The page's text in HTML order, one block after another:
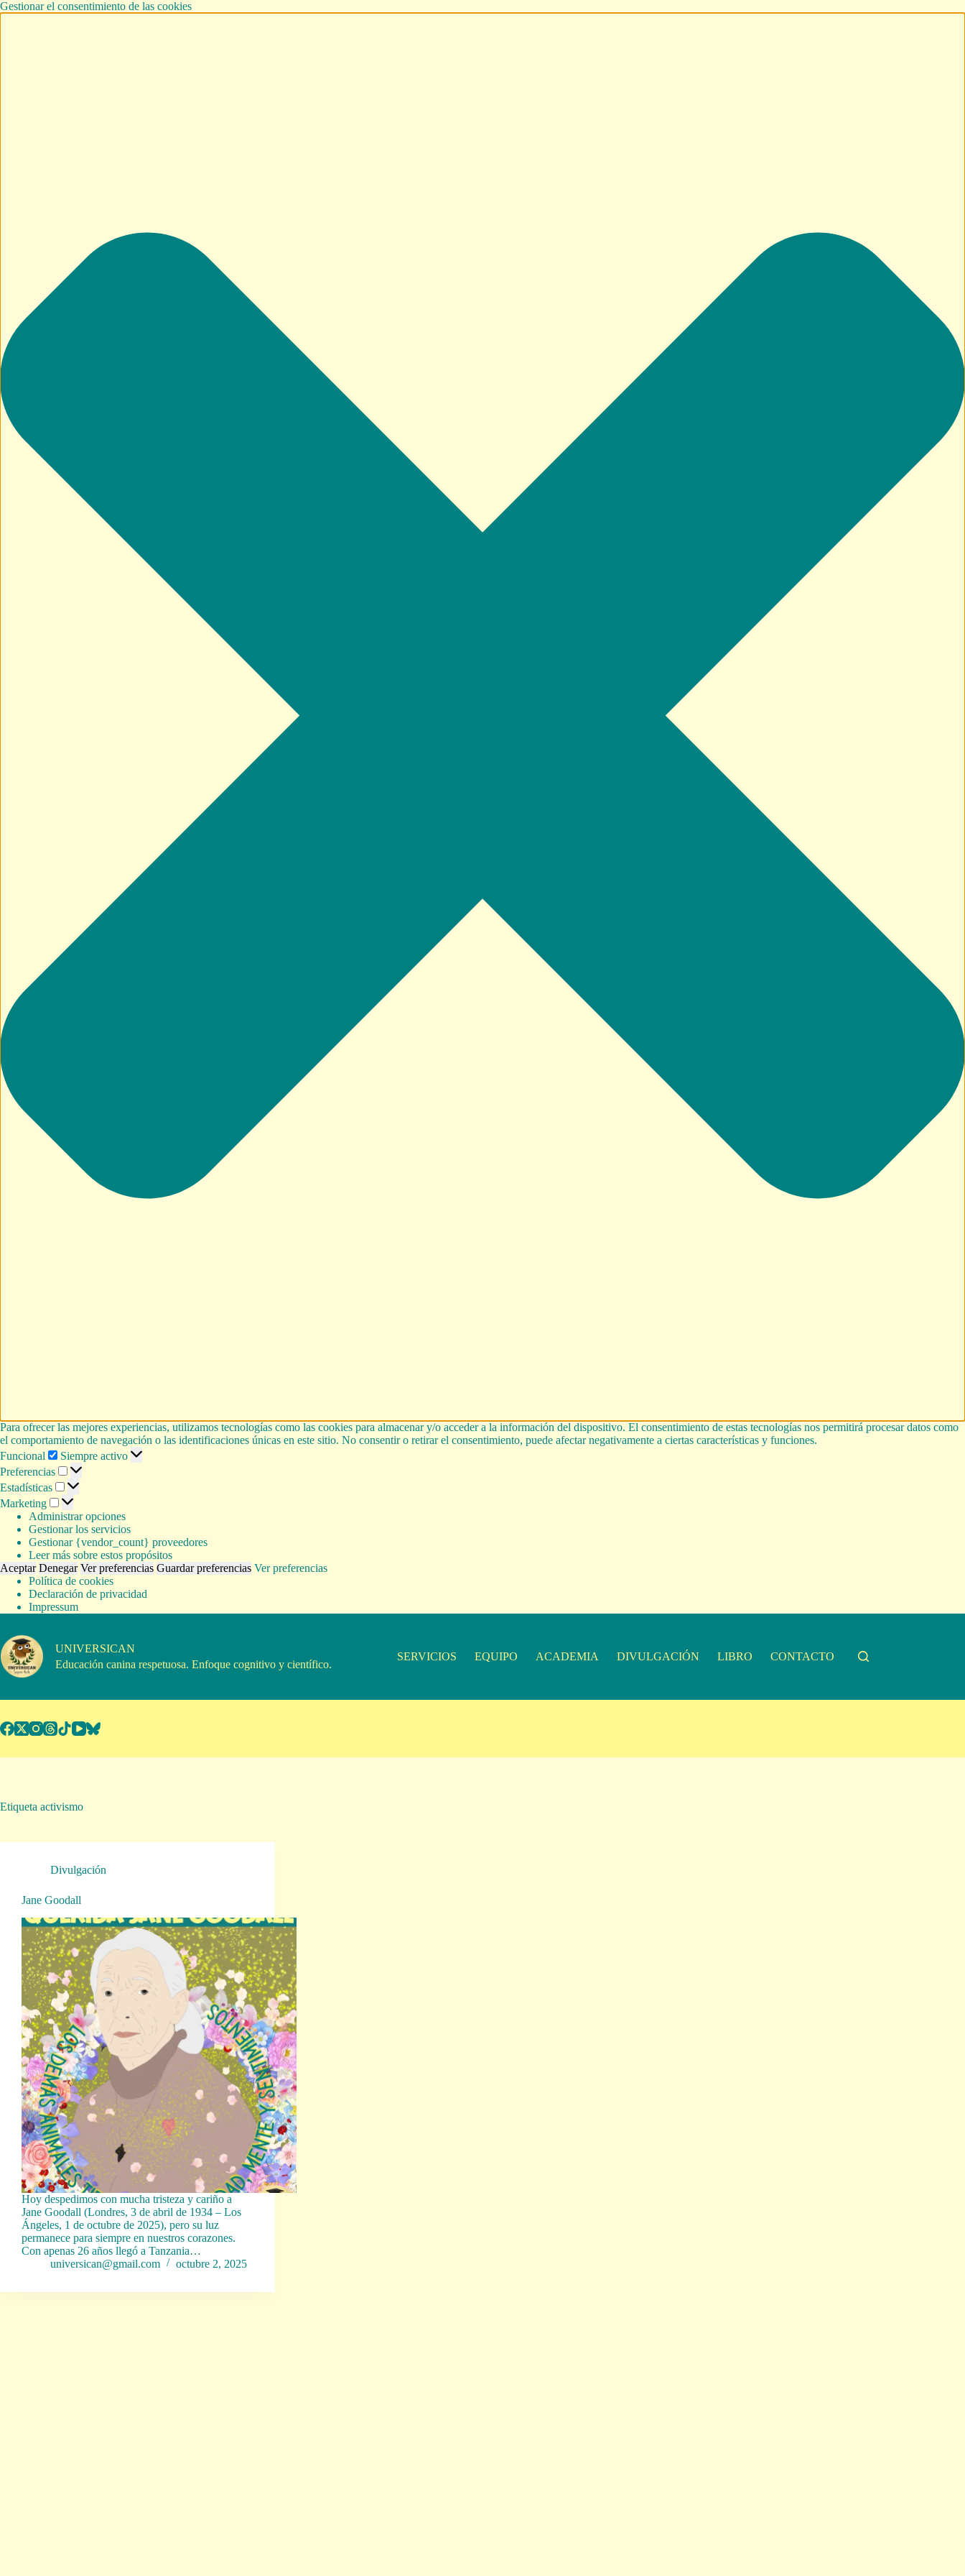
Gestionar el consentimiento de las cookies
Para ofrecer las mejores experiencias, utilizamos tecnologías como las cookies para almacenar y/o acceder a la información del dispositivo. El consentimiento de estas tecnologías nos permitirá procesar datos como
el comportamiento de navegación o las identificaciones únicas en este sitio. No consentir o retirar el consentimiento, puede afectar negativamente a ciertas características y funciones.
Funcional
Funcional
Siempre activo
Preferencias
Preferencias
Estadísticas Estadísticas
Marketing Marketing
Administrar opciones
Gestionar los servicios
Gestionar {vendor_count} proveedores
Leer más sobre estos propósitos
Aceptar Denegar Ver preferencias Guardar preferencias Ver preferencias
Política de cookies
Declaración de privacidad
Impressum
contenido
UNIVERSICAN
Educación canina respetuosa. Enfoque cognitivo y científico.
SERVICIOS EQUIPO ACADEMIA DIVULGACIÓN LIBRO CONTACTO
Etiqueta activismo
Divulgación
Jane Goodall
Hoy despedimos con mucha tristeza y cariño a
Jane Goodall (Londres, 3 de abril de 1934 – Los
Ángeles, 1 de octubre de 2025), pero su luz
permanece para siempre en nuestros corazones.
Con apenas 26 años llegó a Tanzania…
universican@gmail.com
octubre 2, 2025